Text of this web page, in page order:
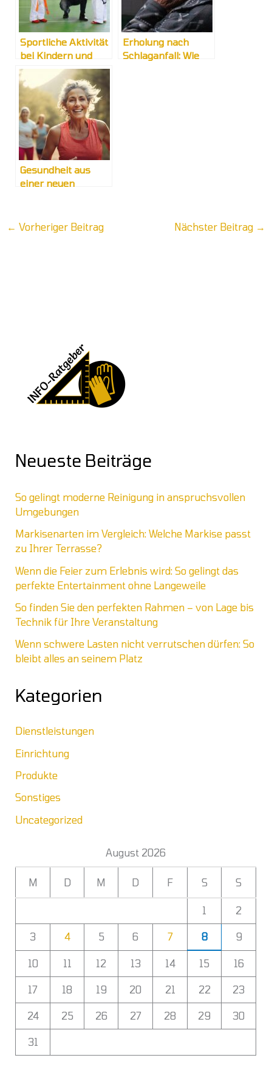
Sportliche Aktivität
bei Kindern und
Jugendlichen
Erholung nach
Schlaganfall: Wie
Gesundheit aus
einer neuen
← Vorheriger Beitrag Nächster Beitrag →
Neueste Beiträge
So gelingt moderne Reinigung in anspruchsvollen
Umgebungen
Markisenarten im Vergleich: Welche Markise passt
zu Ihrer Terrasse?
Wenn die Feier zum Erlebnis wird: So gelingt das
perfekte Entertainment ohne Langeweile
So finden Sie den perfekten Rahmen – von Lage bis
Technik für Ihre Veranstaltung
Wenn schwere Lasten nicht verrutschen dürfen: So
bleibt alles an seinem Platz
Kategorien
Dienstleistungen
Einrichtung
Produkte
Sonstiges
Uncategorized
August 2026
M D M D F S S
1 2
3 4 5 6 7 8 9
10 11 12 13 14 15 16
17 18 19 20 21 22 23
24 25 26 27 28 29 30
31